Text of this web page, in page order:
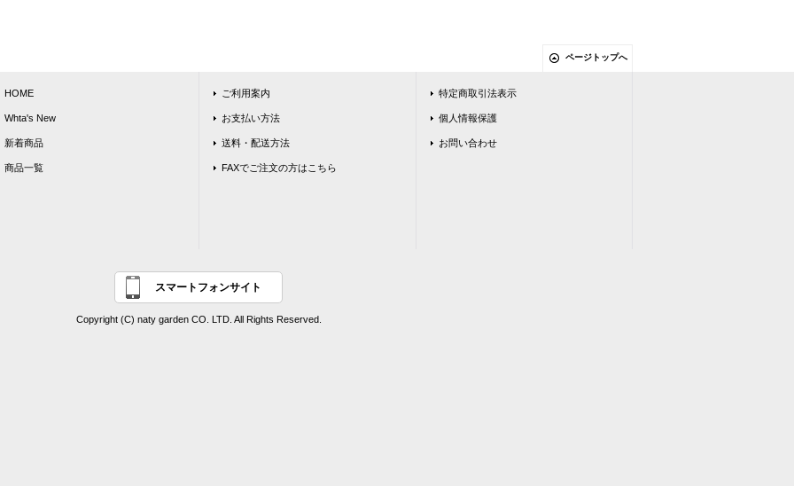
ページトップへ
HOME
Whta's New
新着商品
商品一覧
ご利用案内
お支払い方法
送料・配送方法
FAXでご注文の方はこちら
特定商取引法表示
個人情報保護
お問い合わせ
スマートフォンサイト
Copyright (C) naty garden CO. LTD. All Rights Reserved.